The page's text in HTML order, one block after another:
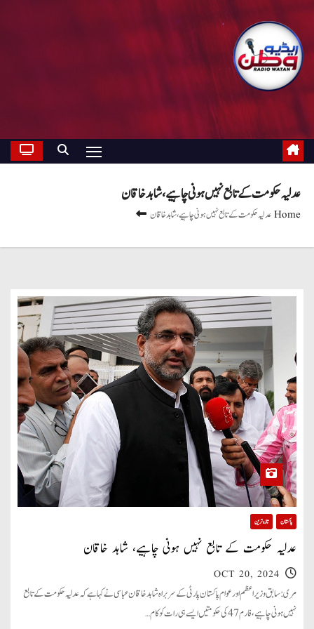
عدلیہ حکومت کے تابع نہیں ہونی چاہیے، شاہد خاقان
Homeعدلیہ حکومت کے تابع نہیں ہونی چاہیے، شاہد خاقان
پاکستان تازہ ترین
عدلیہ حکومت کے تابع نہیں ہونی چاہیے، شاہد خاقان
OCT 20, 2024
مری: سابق وزیراعظم اور عوام پاکستان پارٹی کے سربراہ شاہد خاقان عباسی نے کہاہے کہ عدلیہ حکومت کے تابع
نہیں ہونی چاہیے،فارم 47 کی حکومتیں ایسے ہی رات کو کام…